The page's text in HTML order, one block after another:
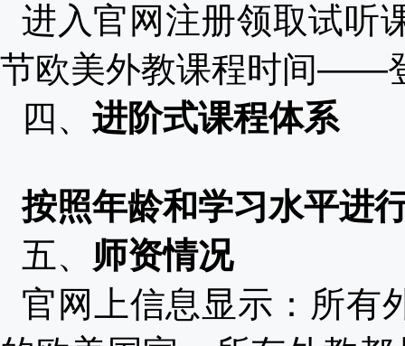
进入官网注册领取试听
节欧美外教课程时间——
四、 进阶式课程体系
按照年龄和学习水平进
五、 师资情况
官网上信息显示：所有